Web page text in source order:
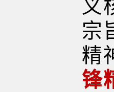
义
宗
精
锋